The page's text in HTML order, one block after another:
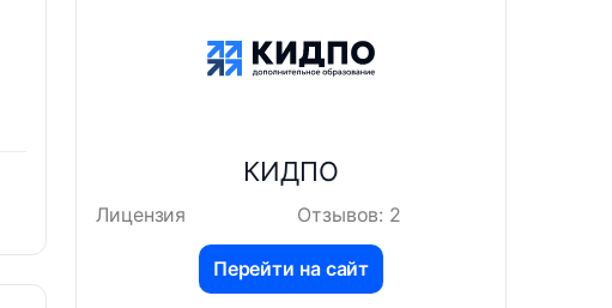
КИДПО
Лицензия Отзывов: 2
Перейти на сайт